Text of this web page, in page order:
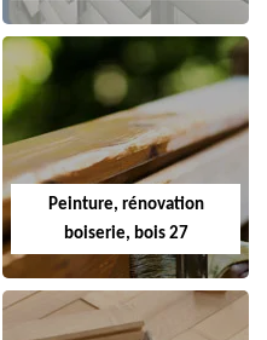
Peinture, rénovation
boiserie, bois 27